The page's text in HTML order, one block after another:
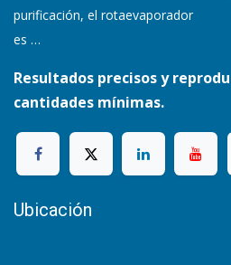
purificación, el rotaevaporador
es …
Resultados precisos y
cantidades mínimas.
Ubicación